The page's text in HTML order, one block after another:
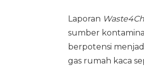
Laporan
sumber
berpotensi
gas rumah kaca